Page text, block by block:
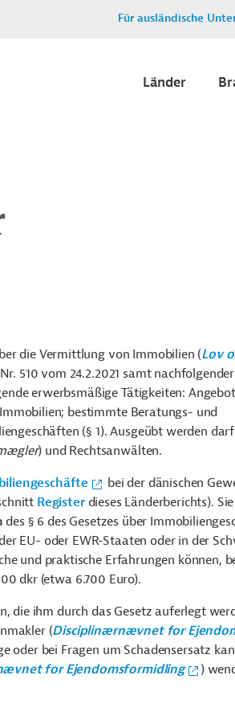
Für ausländische
Länder
die Vermittlung von Immobilien (Lov
Nr. 510 vom 24.2.2021 samt nachfolgender
erwerbsmäßige Tätigkeiten:
bestimmte Beratungs- und
(§ 1). Ausgeübt werden
) und Rechtsanwälten.
bei der dänischen
Registerdieses Länderberichts).
des § 6 des Gesetzes über
EU- oder EWR-Staaten oder in der
und praktische Erfahrungen können,
dkr(etwa 6.700 Euro).
die ihm durch das Gesetz auferlegt
(Disciplinærnævnet for
oder bei Fragen um Schadensersatz
for Ejendomsformidling )